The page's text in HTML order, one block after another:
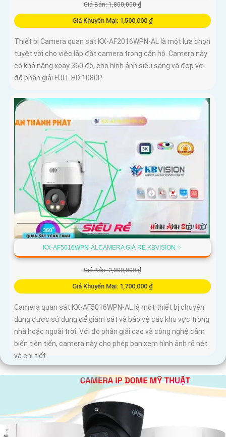
Giá Bán: 1,800,000 ₫
Giá Khuyến Mại: 1,500,000 ₫
Thiết bị Camera quan sát KX-AF2016WPN-AL là một lựa chọn
tuyệt vời cho việc lắp đặt camera trong căn hộ. Camera này
có khả năng xoay 360 độ, cho hình ảnh siêu sáng và đẹp với
độ phân giải FULL HD 1080P
KX-AF5016WPN-ALCAMERA GIÁ RẺ KBVISION ✨
Giá Bán: 2,000,000 ₫
Giá Khuyến Mại: 1,700,000 ₫
Camera quan sát KX-AF5016WPN-AL là một thiết bị chuyên
dụng được sử dụng để giám sát và bảo vệ các khu vực trong
nhà hoặc ngoài trời. Với độ phân giải cao và công nghệ cảm
biến tiên tiến, camera này cho phép bạn xem hình ảnh rõ nét
và chi tiết